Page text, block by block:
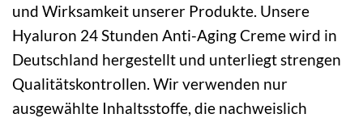
und Wirksamkeit unserer Produkte. Unsere
Hyaluron 24 Stunden Anti-Aging Creme wird in
Deutschland hergestellt und unterliegt strengen
Qualitätskontrollen. Wir verwenden nur
ausgewählte Inhaltsstoffe, die nachweislich